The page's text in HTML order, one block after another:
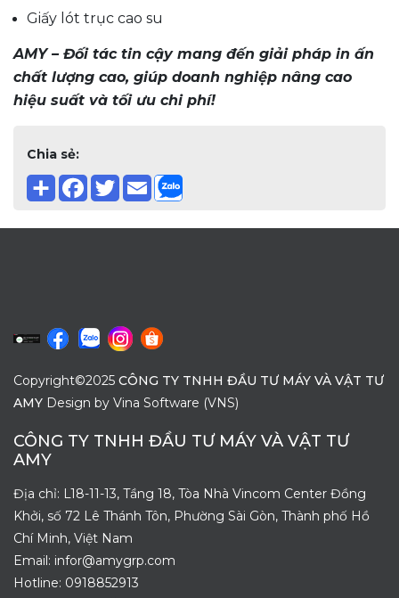
Giấy lót trục cao su
AMY – Đối tác tin cậy mang đến giải pháp in ấn
chất lượng cao, giúp doanh nghiệp nâng cao
hiệu suất và tối ưu chi phí!
Chia sẻ:
Copyright©2025 CÔNG TY TNHH ĐẦU TƯ MÁY VÀ VẬT TƯ
AMY Design by Vina Software (VNS)
CÔNG TY TNHH ĐẦU TƯ MÁY VÀ VẬT TƯ
AMY
Địa chỉ: L18-11-13, Tầng 18, Tòa Nhà Vincom Center Đồng
Khởi, số 72 Lê Thánh Tôn, Phường Sài Gòn, Thành phố Hồ
Chí Minh, Việt Nam
Email: infor@amygrp.com
Hotline: 0918852913